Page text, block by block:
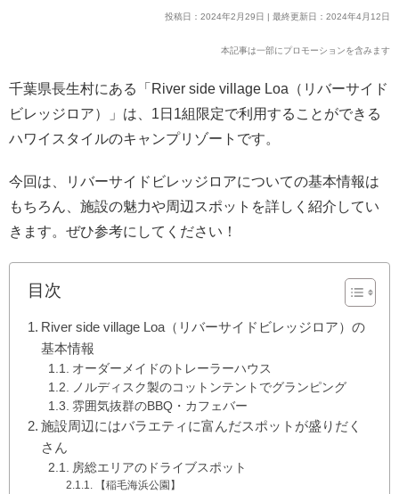
投稿日：2024年2月29日 | 最終更新日：2024年4月12日
本記事は一部にプロモーションを含みます
千葉県長生村にある「River side village Loa（リバーサイド
ビレッジロア）」は、1日1組限定で利用することができる
ハワイスタイルのキャンプリゾートです。
今回は、リバーサイドビレッジロアについての基本情報は
もちろん、施設の魅力や周辺スポットを詳しく紹介してい
きます。ぜひ参考にしてください！
目次
River side village Loa（リバーサイドビレッジロア）の
基本情報
オーダーメイドのトレーラーハウス
ノルディスク製のコットンテントでグランピング
雰囲気抜群のBBQ・カフェバー
施設周辺にはバラエティに富んだスポットが盛りだく
さん
房総エリアのドライブスポット
【稲毛海浜公園】